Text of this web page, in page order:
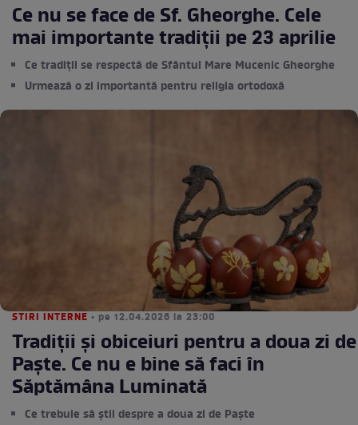
Ce nu se face de Sf. Gheorghe. Cele
mai importante tradiții pe 23 aprilie
Ce tradiții se respectă de Sfântul Mare Mucenic Gheorghe
Urmează o zi importantă pentru religia ortodoxă
STIRI INTERNE • pe 12.04.2026 la 23:00
Tradiții și obiceiuri pentru a doua zi de
Paște. Ce nu e bine să faci în
Săptămâna Luminată
Ce trebuie să știi despre a doua zi de Paște